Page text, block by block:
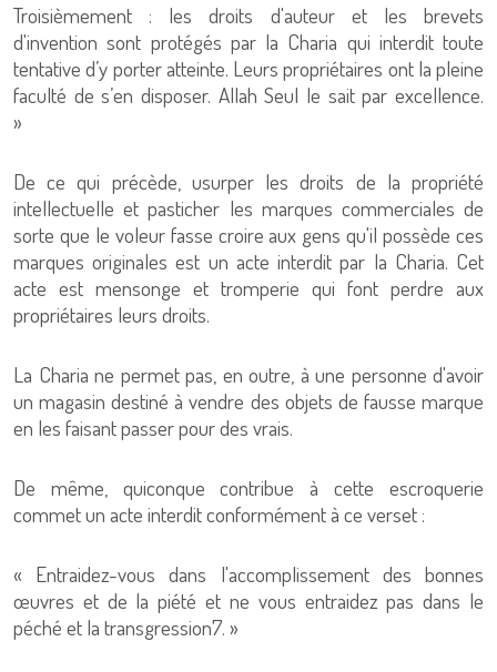
Troisièmement : les droits d'auteur et les brevets
d'invention sont protégés par la Charia qui interdit toute
tentative d’y porter atteinte. Leurs propriétaires ont la pleine
faculté de s’en disposer. Allah Seul le sait par excellence.
»
De ce qui précède, usurper les droits de la propriété
intellectuelle et pasticher les marques commerciales de
sorte que le voleur fasse croire aux gens qu'il possède ces
marques originales est un acte interdit par la Charia. Cet
acte est mensonge et tromperie qui font perdre aux
propriétaires leurs droits.
La Charia ne permet pas, en outre, à une personne d'avoir
un magasin destiné à vendre des objets de fausse marque
en les faisant passer pour des vrais.
De même, quiconque contribue à cette escroquerie
commet un acte interdit conformément à ce verset :
« Entraidez-vous dans l'accomplissement des bonnes
œuvres et de la piété et ne vous entraidez pas dans le
péché et la transgression7. »